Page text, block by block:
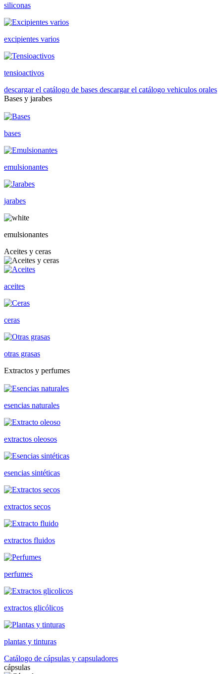
siliconas
excipientes varios
tensioactivos
descargar el catálogo de bases descargar el catálogo vehiculos orales
Bases y jarabes
bases
emulsionantes
jarabes
emulsionantes
Aceites y ceras
aceites
ceras
otras grasas
Extractos y perfumes
esencias naturales
extractos oleosos
esencias sintéticas
extractos secos
extractos fluidos
perfumes
extractos glicólicos
plantas y tinturas
Catálogo de cápsulas y capsuladores
cápsulas